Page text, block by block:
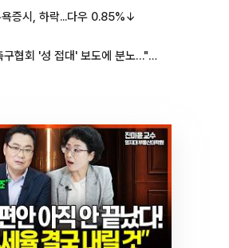
증시, 하락...다우 0.85%↓
박문성, 축구협회 '성 접대' 보도에 분노…"다 말아먹으려고 작정했나"